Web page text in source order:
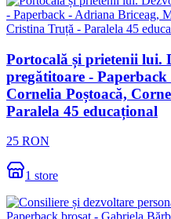
Portocală și prietenii lui.
pregătitoare -
Cornelia Poștoacă,
Paralela 45 educațional
25 RON
1 store